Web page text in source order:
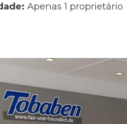
Apenas 1 proprietário